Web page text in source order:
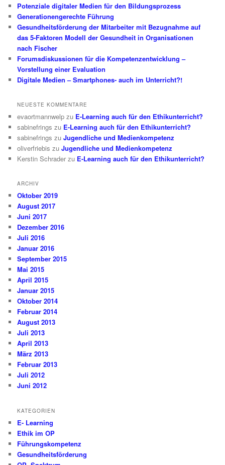
n
Potenziale digitaler Medien für den Bildungsprozess
Generationengerechte Führung
Gesundheitsförderung der Mitarbeiter mit Bezugnahme auf
das 5-Faktoren Modell der Gesundheit in Organisationen
nach Fischer
Forumsdiskussionen für die Kompetenzentwicklung –
Vorstellung einer Evaluation
Digitale Medien – Smartphones- auch im Unterricht?!
NEUESTE KOMMENTARE
evaortmannwelp zu E-Learning auch für den Ethikunterricht?
sabinefrings zu E-Learning auch für den Ethikunterricht?
sabinefrings zuJugendliche und Medienkompetenz
oliverfriebis zuJugendliche und Medienkompetenz
Kerstin Schrader zu E-Learning auch für den Ethikunterricht?
ARCHIV
Oktober 2019
August 2017
Juni 2017
Dezember 2016
Juli 2016
Januar 2016
September 2015
Mai 2015
April 2015
Januar 2015
Oktober 2014
Februar 2014
August 2013
Juli 2013
April 2013
März 2013
Februar 2013
Juli 2012
Juni 2012
KATEGORIEN
E- Learning
Ethik im OP
Führungskompetenz
Gesundheitsförderung